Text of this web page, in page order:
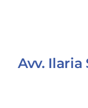
Avv. Ilaria